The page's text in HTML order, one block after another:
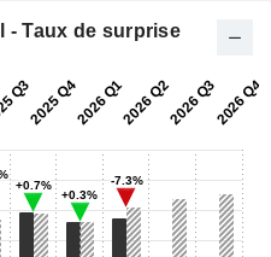
- Taux de surprise